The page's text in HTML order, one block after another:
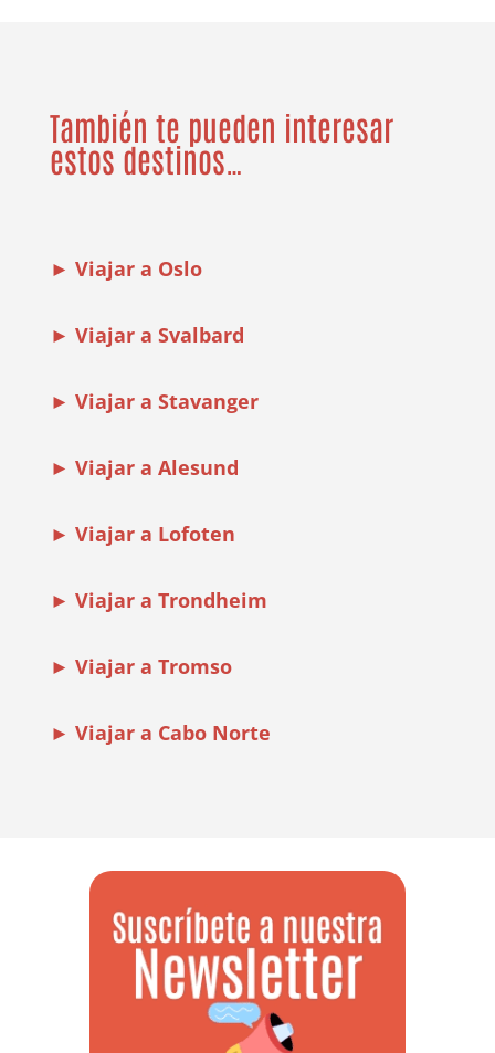
También te pueden interesar
estos destinos…
► Viajar a Oslo
► Viajar a Svalbard
► Viajar a Stavanger
► Viajar a Alesund
► Viajar a Lofoten
► Viajar a Trondheim
► Viajar a Tromso
► Viajar a Cabo Norte